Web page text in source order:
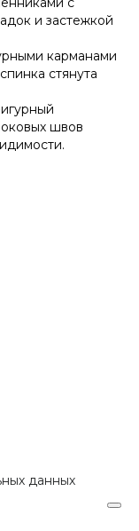
и застежкой
карманами
стянута
швов
данных